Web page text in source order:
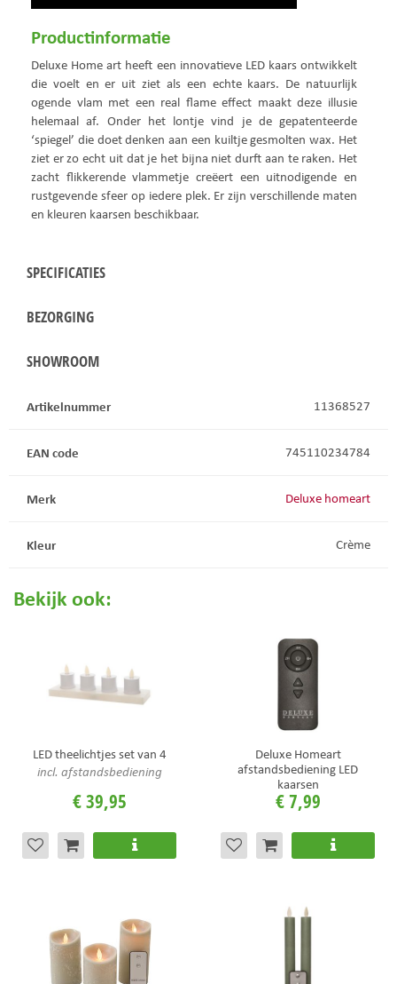
Productinformatie
Deluxe Home art heeft een innovatieve LED kaars ontwikkelt
die voelt en er uit ziet als een echte kaars. De natuurlijk
ogende vlam met een real flame effect maakt deze illusie
helemaal af. Onder het lontje vind je de gepatenteerde
‘spiegel’ die doet denken aan een kuiltje gesmolten wax. Het
ziet er zo echt uit dat je het bijna niet durft aan te raken. Het
zacht flikkerende vlammetje creëert een uitnodigende en
rustgevende sfeer op iedere plek. Er zijn verschillende maten
en kleuren kaarsen beschikbaar.
SPECIFICATIES
BEZORGING
SHOWROOM
Artikelnummer 11368527
EAN code 745110234784
Merk Deluxe homeart
Kleur Crème
Bekijk ook:
LED theelichtjes set van 4
incl. afstandsbediening
€39,95
Deluxe Homeart
afstandsbediening LED
kaarsen
€7,99